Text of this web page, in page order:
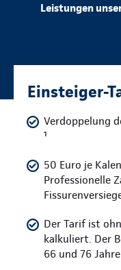
Leistungen
Einsteiger-
Verdoppelung
¹
50 Euro je
Professionelle
Der Tarif ist
kalkuliert. Der
66 und 76